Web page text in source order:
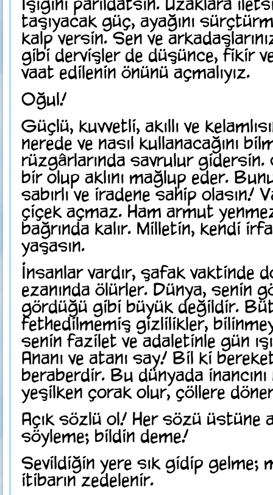
taşıyacak güç, ayağını
kalp versin. Sen ve
gibi dervişler de düşünce, fikir
vaat edilenin önünü açmalıyız.
Oğul!
Güçlü, kuvvetli, akıllı ve
nerede ve nasıl kullanacağını
rüzgârlarında savrulur
bir olup aklını mağlup eder.
sabırlı ve iradene sahip olasın!
çiçek açmaz. Ham armut
bağrında kalır. Milletin, kendi
yaşasın.
İnsanlar vardır, şafak vaktinde
ezanında ölürler. Dünya, senin
gördüğü gibi büyük değildir.
fethedilmemiş gizlilikler,
senin fazilet ve adaletinle gün
Ananı ve atanı say! Bil ki
beraberdir. Bu dünyada
yeşilken çorak olur, çöllere
Açık sözlü ol! Her sözü üstüne
söyleme; bildin deme!
Sevildiğin yere sık gidip gelme;
itibarın zedelenir.